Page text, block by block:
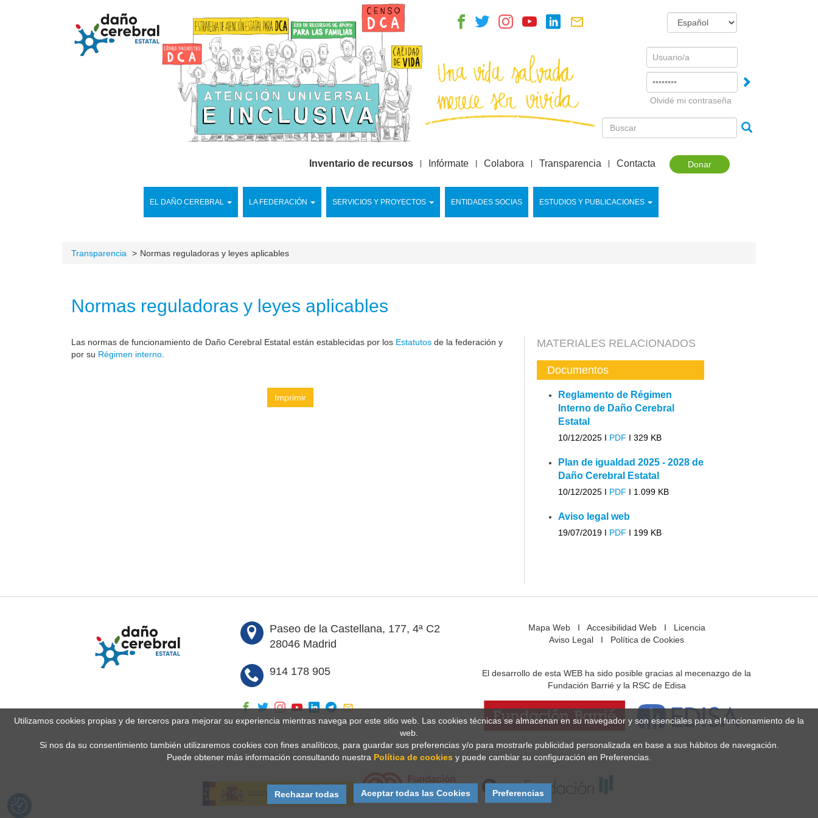
Username
Olvidé mi contraseña
Donar
EL DAÑO CEREBRAL LA FEDERACIÓN SERVICIOS Y PROYECTOS ENTIDADES SOCIAS ESTUDIOS Y PUBLICACIONES
Inventario de recursos Infórmate Colabora Transparencia Contacta
Transparencia Normas reguladoras y leyes aplicables
Normas reguladoras y leyes aplicables
Las normas de funcionamiento de Daño Cerebral Estatal están establecidas por los Estatutos de la federación y
por su Régimen interno
Imprimir
MATERIALES RELACIONADOS
Documentos
Reglamento de Régimen
Interno de Daño Cerebral
Estatal
10/12/2025 I PDF I 329 KB
Plan de igualdad 2025 - 2028 de
Daño Cerebral Estatal
10/12/2025 I PDF I 1.099 KB
Aviso legal web
19/07/2019 I PDF I 199 KB
Paseo de la Castellana, 177, 4ª C2
28046 Madrid
914 178 905
Mapa WebI Accesibilidad WebI Licencia
Aviso Legal I Política de Cookies
El desarrollo de esta WEB ha sido posible gracias al mecenazgo de la
Fundación Barrié y la RSC de Edisa
Utilizamos cookies propias y de terceros para mejorar su experiencia mientras navega por este sitio web. Las cookies técnicas se almacenan en su navegador y son esenciales para el funcionamiento de la
web.
Si nos da su consentimiento también utilizaremos cookies con fines analíticos, para guardar sus preferencias y/o para mostrarle publicidad personalizada en base a sus hábitos de navegación.
Puede obtener más información consultando nuestra Política de cookies y puede cambiar su configuración en Preferencias.
Rechazar todas Aceptar todas las Cookies Preferencias